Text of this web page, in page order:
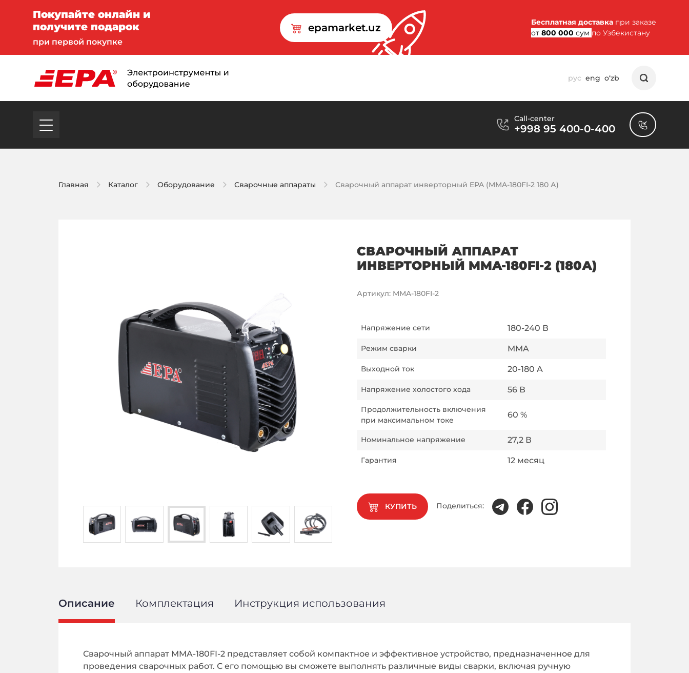
Покупайте онлайн и
получите подарок
при первой покупке
epamarket.uz Бесплатная доставка при заказе
от 800 000 сум по Узбекистану
рус eng o‘zb
Call-center
+998 95 400-0-400
Главная Каталог Оборудование Сварочные аппараты Сварочный аппарат инверторный EPA (MMA-180FI-2 180 А)
СВАРОЧНЫЙ АППАРАТ
ИНВЕРТОРНЫЙ MMA-180FI-2 (180А)
Артикул: MMA-180FI-2
Напряжение сети 180-240 В
Режим сварки MMA
Выходной ток 20-180 A
Напряжение холостого хода 56 В
Продолжительность включения
при максимальном токе
60 %
Номинальное напряжение 27,2 В
Гарантия 12 месяц
КУПИТЬ Поделиться:
Описание Комплектация Инструкция использования
Сварочный аппарат MMA-180FI-2 представляет собой компактное и эффективное устройство, предназначенное для
проведения сварочных работ. С его помощью вы сможете выполнять различные виды сварки, включая ручную